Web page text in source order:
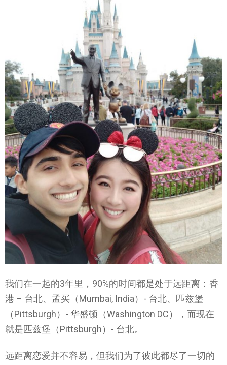
我们在一起的3年里，90%的时间都是处于远距离：香
港 – 台北、孟买（Mumbai, India）- 台北、匹兹堡
（Pittsburgh）- 华盛顿（Washington DC），而现在
就是匹兹堡（Pittsburgh）- 台北。
远距离恋爱并不容易，但我们为了彼此都尽了一切的